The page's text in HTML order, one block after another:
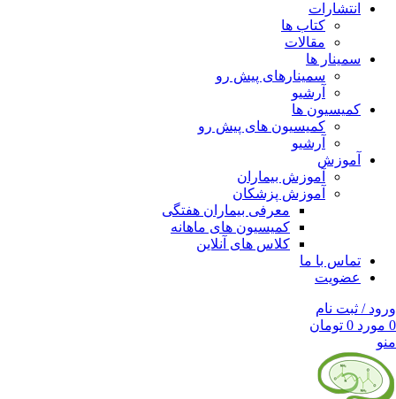
انتشارات
کتاب ها
مقالات
سمینار ها
سمینارهای پیش رو
آرشیو
کمیسیون ها
کمیسیون های پیش رو
آرشیو
آموزش
آموزش بیماران
آموزش پزشکان
معرفی بیماران هفتگی
کمیسیون های ماهانه
کلاس های آنلاین
تماس با ما
عضویت
ورود / ثبت نام
0 مورد 0 تومان
منو